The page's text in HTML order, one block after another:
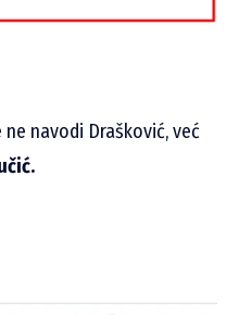
navodi Drašković, već